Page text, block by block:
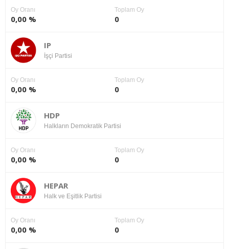
Oy Oranı
0,00 %
Toplam Oy
0
IP
İşçi Partisi
Oy Oranı
0,00 %
Toplam Oy
0
HDP
Halkların Demokratik Partisi
Oy Oranı
0,00 %
Toplam Oy
0
HEPAR
Halk ve Eşitlik Partisi
Oy Oranı
0,00 %
Toplam Oy
0